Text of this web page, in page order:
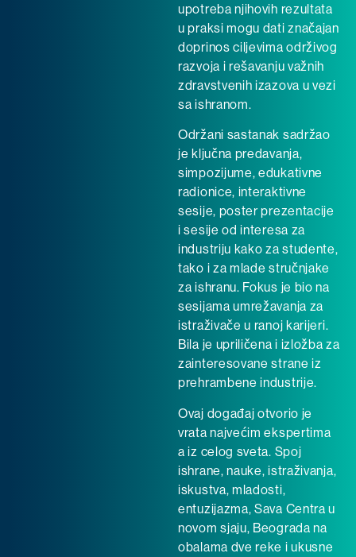
upotreba njihovih rezultata
u praksi mogu dati značajan
doprinos ciljevima održivog
razvoja i rešavanju važnih
zdravstvenih izazova u vezi
sa ishranom.
Održani sastanak sadržao
je ključna predavanja,
simpozijume, edukativne
radionice, interaktivne
sesije, poster prezentacije
i sesije od interesa za
industriju kako za studente,
tako i za mlade stručnjake
za ishranu. Fokus je bio na
sesijama umrežavanja za
istraživače u ranoj karijeri.
Bila je upriličena i izložba za
zainteresovane strane iz
prehrambene industrije.
Ovaj događaj otvorio je
vrata najvećim ekspertima
a iz celog sveta. Spoj
ishrane, nauke, istraživanja,
iskustva, mladosti,
entuzijazma, Sava Centra u
novom sjaju, Beograda na
obalama dve reke i ukusne